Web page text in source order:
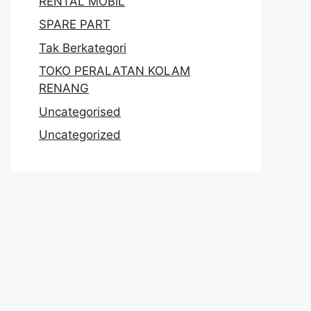
SPARE PART
Tak Berkategori
TOKO PERALATAN KOLAM
RENANG
Uncategorised
Uncategorized